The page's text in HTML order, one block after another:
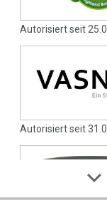
Autorisiert seit
Autorisiert seit